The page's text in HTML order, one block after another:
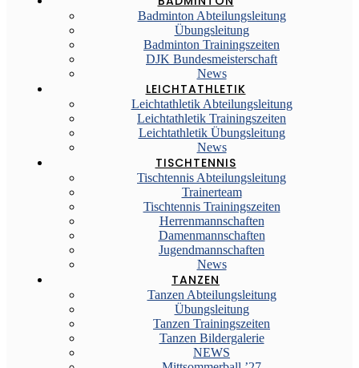
Badminton Abteilungsleitung
Übungsleitung
Badminton Trainingszeiten
DJK Bundesmeisterschaft
News
LEICHTATHLETIK
Leichtathletik Abteilungsleitung
Leichtathletik Trainingszeiten
Leichtathletik Übungsleitung
News
TISCHTENNIS
Tischtennis Abteilungsleitung
Trainerteam
Tischtennis Trainingszeiten
Herrenmannschaften
Damenmannschaften
Jugendmannschaften
News
TANZEN
Tanzen Abteilungsleitung
Übungsleitung
Tanzen Trainingszeiten
Tanzen Bildergalerie
NEWS